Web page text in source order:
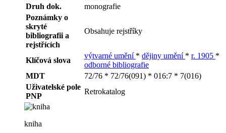
Druh dok.
monografie
Poznámky o
skryté
bibliografii a
rejstřících
Obsahuje rejstříky
Klíčová slova
výtvarné umění * dějiny umění * r. 1905 *
odborné bibliografie
MDT
72/76 * 72/76(091) * 016:7 * 7(016)
Uživatelské pole
PNP
Retrokatalog
kniha